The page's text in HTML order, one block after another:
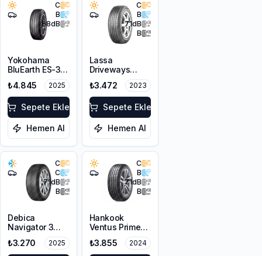
C
B
68dB
Yokohama
BluEarth ES-32
195/55R15 85V
₺4.845 2025
Sepete Ekle
Hemen Al
C
B
71dB
B
Lassa
Driveways
195/55R15 85V
₺3.472 2023
Sepete Ekle
Hemen Al
C
C
71dB
B
Debica
Navigator 3
195/55R15 85H
₺3.270 2025
C
B
71dB
B
Hankook
Ventus Prime3
K125 195/55R15
85V
₺3.855 2024